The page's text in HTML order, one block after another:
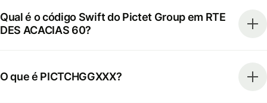
Qual é o código Swift do Pictet Group em RTE
DES ACACIAS 60?
O que é PICTCHGGXXX?